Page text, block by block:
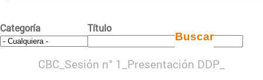
Categoría Título
CBC_Sesión n° 1_Presentación DDP_